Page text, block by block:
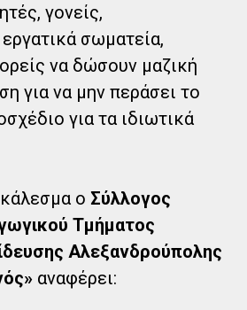
γονείς,
σωματεία,
να δώσουν μαζική
για να μην περάσει το
για τα ιδιωτικά
οΣύλλογος
Τμήματος
Αλεξανδρούπολης
αναφέρει: